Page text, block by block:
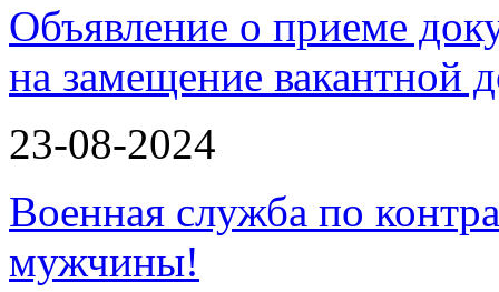
Объявление о приеме
на замещение вакантной
23-08-2024
Военная служба по
мужчины!